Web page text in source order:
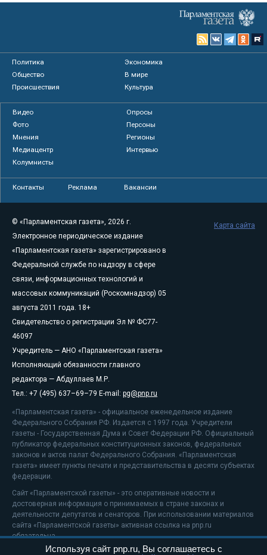
Политика
Экономика
Общество
В мире
Происшествия
Культура
Видео
Опросы
Фото
Персоны
Мнения
Регионы
Медиацентр
Интервью
Колумнисты
Контакты Реклама Вакансии
© «Парламентская газета», 2026 г.
Электронное периодическое издание
«Парламентская газета» зарегистрировано в
Федеральной службе по надзору в сфере
связи, информационных технологий и
массовых коммуникаций (Роскомнадзор) 05
августа 2011 года. 18+
Свидетельство о регистрации Эл № ФС77-
46097
Учредитель — АНО «Парламентская газета»
Исполняющий обязанности главного
редактора — Абдуллаев М.Р.
Тел.: +7 (495) 637–69–79 E-mail: pg@pnp.ru
«Парламентская газета» - официальное еженедельное издание
Федерального Собрания РФ. Издается с 1997 года. Учредители
газеты - Государственная Дума и Совет Федерации РФ. Официальный
публикатор федеральных конституционных законов, федеральных
законов и актов палат Федерального Собрания. «Парламентская
газета» имеет пункты печати и представительства в десяти субъектах
федерации.
Сайт «Парламентской газеты» - это оперативные новости и
достоверная информация о принимаемых в стране законах и
деятельности депутатов и сенаторов. При использовании материалов
сайта «Парламентской газеты» активная ссылка на pnp.ru
обязательна.
На информационном ресурсе применяютсярекомендательные
Карта сайта
Используя сайт pnp.ru, Вы соглашаетесь с